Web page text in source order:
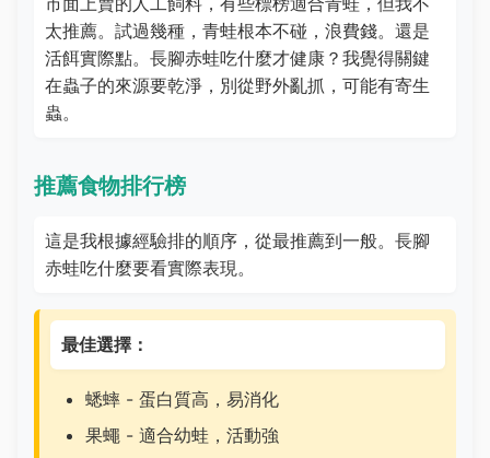
太推薦。試過幾種，青蛙根本不碰，浪費錢。還是
活餌實際點。長腳赤蛙吃什麼才健康？我覺得關鍵
在蟲子的來源要乾淨，別從野外亂抓，可能有寄生
蟲。
推薦食物排行榜
這是我根據經驗排的順序，從最推薦到一般。長腳
赤蛙吃什麼要看實際表現。
最佳選擇：
蟋蟀 - 蛋白質高，易消化
果蠅 - 適合幼蛙，活動強